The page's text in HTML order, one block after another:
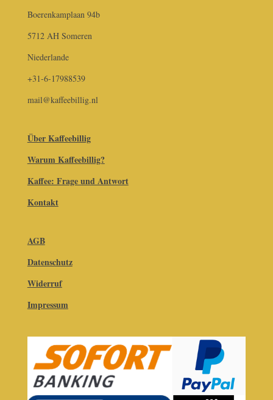
Boerenkamplaan 94b
5712 AH Someren
Niederlande
+31-6-17988539
mail@kaffeebillig.nl
Über Kaffeebillig
Warum Kaffeebillig?
Kaffee: Frage und Antwort
Kontakt
AGB
Datenschutz
Widerruf
Impressum